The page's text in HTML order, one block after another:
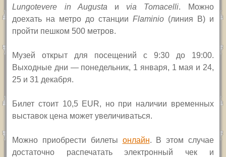
Lungotevere in Augusta и via Tomacelli.
Можно
доехать на метро до станции Flaminio (линия В) и
пройти пешком 500 метров.
Музей открыт для посещений с 9:30 до 19:00.
Выходные дни — понедельник, 1 января, 1 мая и 24,
25 и 31 декабря.
Билет стоит 10,5 EUR, но при наличии временных
выставок цена может увеличиваться.
Можно приобрести билеты онлайн. В этом случае
достаточно распечатать электронный чек и